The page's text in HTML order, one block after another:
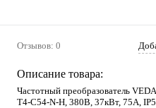
Отзывов: 0
Описание товара:
Частотный преобразователь
T4-C54-N-H, 380В, 37кВт, 75А,